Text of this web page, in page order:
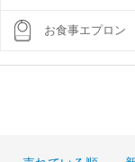
お食事エプロン